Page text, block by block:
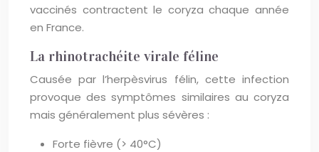
vaccinés contractent le coryza chaque année
en France.
La rhinotrachéite virale féline
Causée par l’herpèsvirus félin, cette infection
provoque des symptômes similaires au coryza
mais généralement plus sévères :
Forte fièvre (> 40°C)